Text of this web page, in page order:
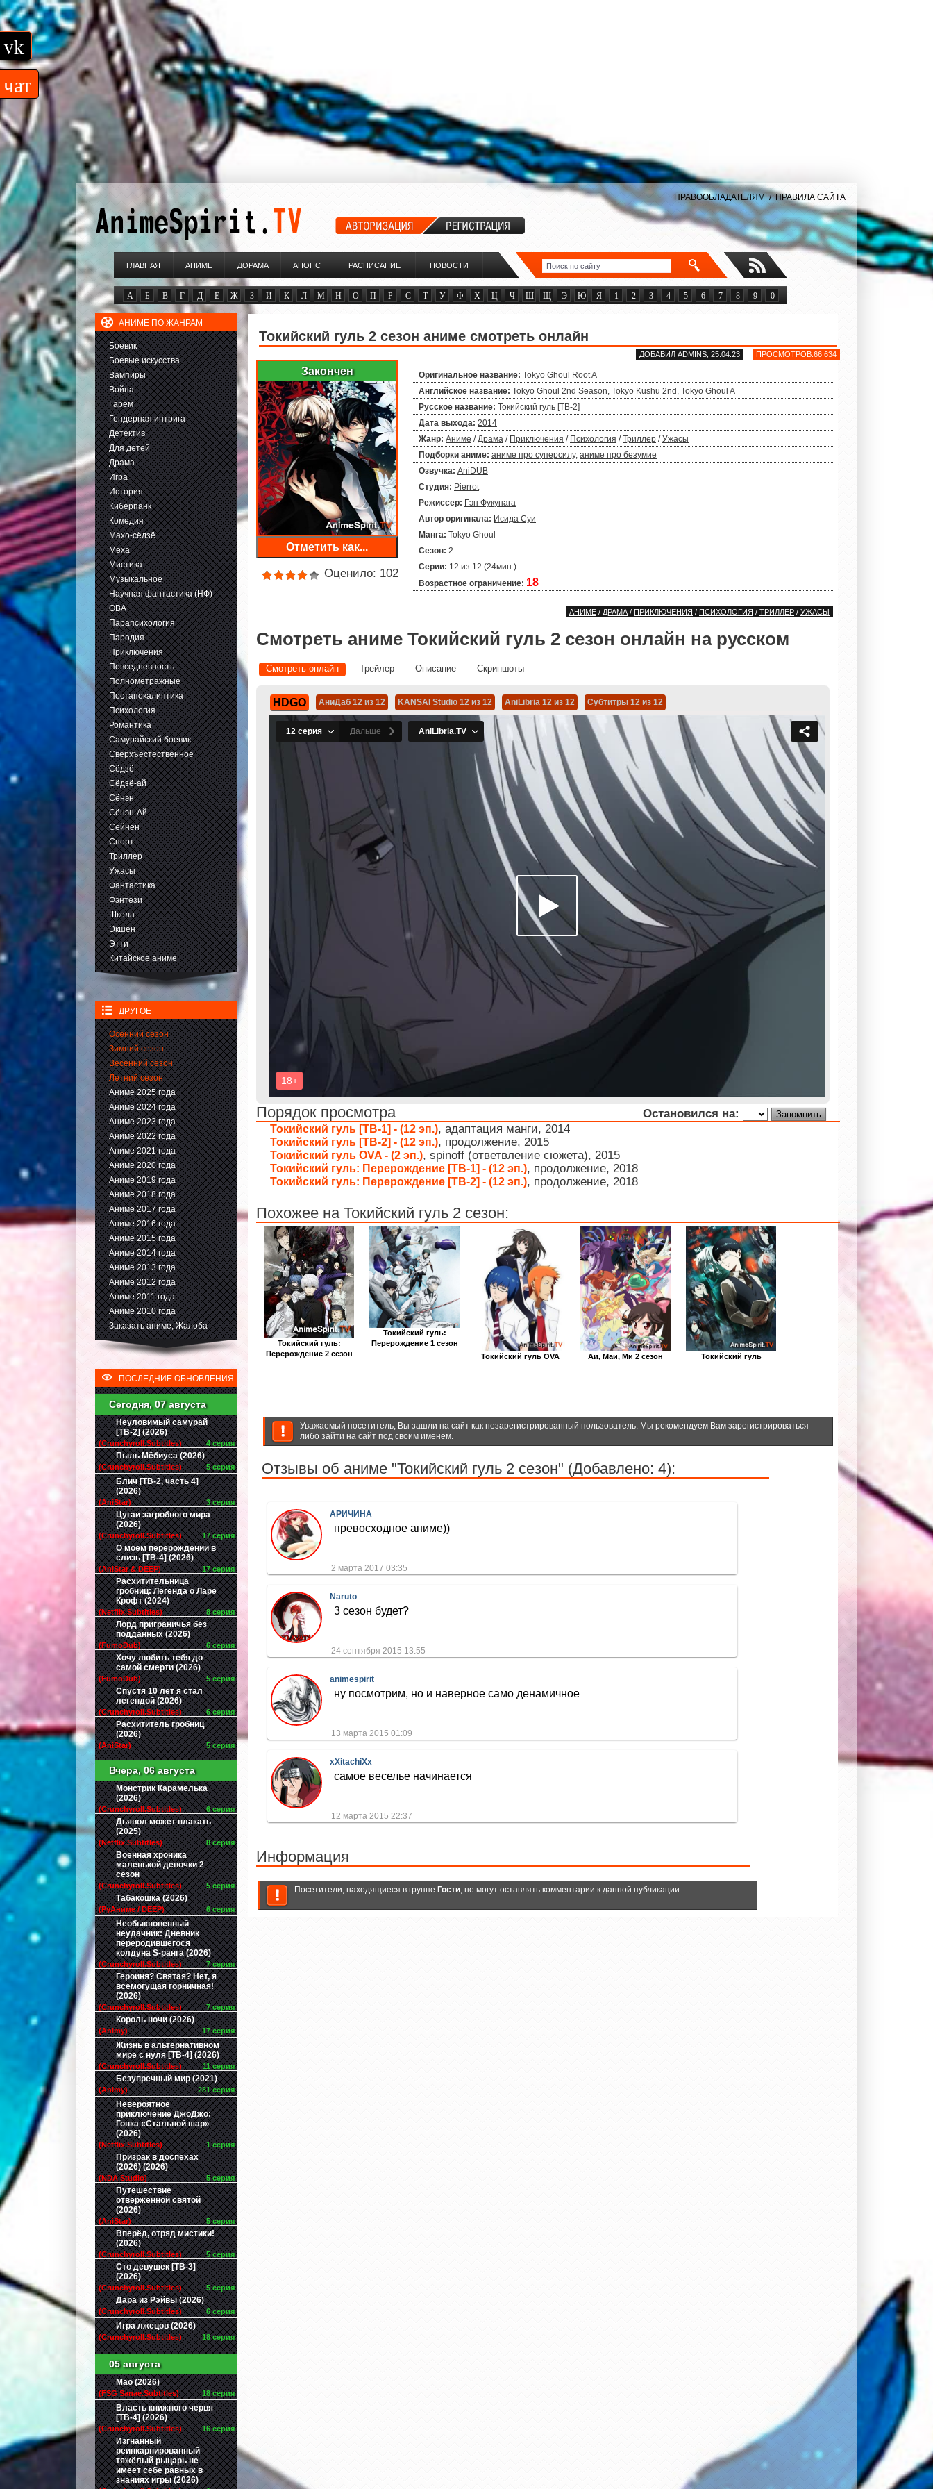
ПРАВООБЛАДАТЕЛЯМ/ПРАВИЛА САЙТА
ГЛАВНАЯ АНИМЕ ДОРАМА АНОНС РАСПИСАНИЕ НОВОСТИ
А Б В Г Д Е Ж З И К Л М Н О П Р С Т У Ф Х Ц Ч Ш Щ Э Ю Я 1 2 3 4 5 6 7 8 9 0
АНИМЕ ПО ЖАНРАМ
Боевик
Боевые искусства
Вампиры
Война
Гарем
Гендерная интрига
Детектив
Для детей
Драма
Игра
История
Киберпанк
Комедия
Махо-сёдзё
Меха
Мистика
Музыкальное
Научная фантастика (НФ)
ОВА
Парапсихология
Пародия
Приключения
Повседневность
Полнометражные
Постапокалиптика
Психология
Романтика
Самурайский боевик
Сверхъестественное
Сёдзё
Сёдзё-ай
Сёнэн
Сёнэн-Ай
Сейнен
Спорт
Триллер
Ужасы
Фантастика
Фэнтези
Школа
Экшен
Этти
Китайское аниме
ДРУГОЕ
Осенний сезон
Зимний сезон
Весенний сезон
Летний сезон
Аниме 2025 года
Аниме 2024 года
Аниме 2023 года
Аниме 2022 года
Аниме 2021 года
Аниме 2020 года
Аниме 2019 года
Аниме 2018 года
Аниме 2017 года
Аниме 2016 года
Аниме 2015 года
Аниме 2014 года
Аниме 2013 года
Аниме 2012 года
Аниме 2011 года
Аниме 2010 года
Заказать аниме, Жалоба
ПОСЛЕДНИЕ ОБНОВЛЕНИЯ
Сегодня, 07 августа
Неуловимый самурай
[ТВ-2] (2026)
(Crunchyroll.Subtitles) 4 серия
Пыль Мёбиуса (2026)
(Crunchyroll.Subtitles) 5 серия
Блич [ТВ-2, часть 4]
(2026)
(AniStar) 3 серия
Цугаи загробного мира
(2026)
(Crunchyroll.Subtitles) 17 серия
О моём перерождении в
слизь [ТВ-4] (2026)
(AniStar & DEEP) 17 серия
Расхитительница
гробниц: Легенда о Ларе
Крофт (2024)
(Netflix.Subtitles) 8 серия
Лорд приграничья без
подданных (2026)
(FumoDub) 6 серия
Хочу любить тебя до
самой смерти (2026)
(FumoDub) 5 серия
Спустя 10 лет я стал
легендой (2026)
(Crunchyroll.Subtitles) 6 серия
Расхититель гробниц
(2026)
(AniStar) 5 серия
Вчера, 06 августа
Монстрик Карамелька
(2026)
(Crunchyroll.Subtitles) 6 серия
Дьявол может плакать
(2025)
(Netflix.Subtitles) 8 серия
Военная хроника
маленькой девочки 2
сезон
(Crunchyroll.Subtitles) 5 серия
Табакошка (2026)
(РуАниме / DEEP) 6 серия
Необыкновенный
неудачник: Дневник
переродившегося
колдуна S-ранга (2026)
(Crunchyroll.Subtitles) 7 серия
Героиня? Святая? Нет, я
всемогущая горничная!
(2026)
(Crunchyroll.Subtitles) 7 серия
Король ночи (2026)
(Animy) 17 серия
Жизнь в альтернативном
мире с нуля [ТВ-4] (2026)
(Crunchyroll.Subtitles) 11 серия
Безупречный мир (2021)
(Animy) 281 серия
Невероятное
приключение ДжоДжо:
Гонка «Стальной шар»
(2026)
(Netflix.Subtitles) 1 серия
Призрак в доспехах
(2026) (2026)
(NDA Studio) 5 серия
Путешествие
отверженной святой
(2026)
(AniStar) 5 серия
Вперёд, отряд мистики!
(2026)
(Crunchyroll.Subtitles) 5 серия
Сто девушек [ТВ-3]
(2026)
(Crunchyroll.Subtitles) 5 серия
Дара из Рэйвы (2026)
(Crunchyroll.Subtitles) 6 серия
Игра лжецов (2026)
(Crunchyroll.Subtitles) 18 серия
05 августа
Мао (2026)
(FSG Sanae.Subtitles) 18 серия
Власть книжного червя
[ТВ-4] (2026)
(Crunchyroll.Subtitles) 16 серия
Изгнанный
реинкарнированный
тяжёлый рыцарь не
имеет себе равных в
знаниях игры (2026)
Токийский гуль 2 сезон аниме смотреть онлайн
ДОБАВИЛ ADMINS , 25.04.23 ПРОСМОТРОВ:66 634
Оригинальное название: Tokyo Ghoul Root A
Английское название: Tokyo Ghoul 2nd Season, Tokyo Kushu 2nd, Tokyo Ghoul A
Русское название: Токийский гуль [ТВ-2]
Дата выхода: 2014
Жанр: Аниме /Драма / Приключения / Психология /Триллер /Ужасы
Подборки аниме: аниме про суперсилу, аниме про безумие
Озвучка: AniDUB
Студия: Pierrot
Режиссер: Гэн Фукунага
Автор оригинала: Исида Суи
Манга: Tokyo Ghoul
Сезон: 2
Серии: 12 из 12 (24мин.)
Возрастное ограничение: 18
АНИМЕ / ДРАМА / ПРИКЛЮЧЕНИЯ / ПСИХОЛОГИЯ / ТРИЛЛЕР / УЖАСЫ
Закончен
Отметить как...
Оценило: 102
Смотреть аниме Токийский гуль 2 сезон онлайн на русском
Смотреть онлайн Трейлер Описание Скриншоты
HDGO АниДаб 12 из 12 KANSAI Studio 12 из 12 AniLibria 12 из 12 Субтитры 12 из 12
Остановился на:
Порядок просмотра
Токийский гуль [ТВ-1] - (12 эп.), адаптация манги, 2014
Токийский гуль [ТВ-2] - (12 эп.), продолжение, 2015
Токийский гуль OVA - (2 эп.), spinoff (ответвление сюжета), 2015
Токийский гуль: Перерождение [ТВ-1] - (12 эп.), продолжение, 2018
Токийский гуль: Перерождение [ТВ-2] - (12 эп.), продолжение, 2018
Похожее на Токийский гуль 2 сезон:
Токийский гуль:
Перерождение 2 сезон
Токийский гуль:
Перерождение 1 сезон
Токийский гуль OVA
Аи, Маи, Ми 2 сезон Токийский гуль
Уважаемый посетитель, Вы зашли на сайт как незарегистрированный пользователь. Мы рекомендуем Вам зарегистрироваться
либо зайти на сайт под своим именем.
Отзывы об аниме "Токийский гуль 2 сезон" (Добавлено: 4):
АРИЧИНА
превосходное аниме))
2 марта 2017 03:35
Naruto
3 сезон будет?
24 сентября 2015 13:55
animespirit
ну посмотрим, но и наверное само денамичное
13 марта 2015 01:09
xXitachiXx
самое веселье начинается
12 марта 2015 22:37
Информация
Посетители, находящиеся в группе Гости, не могут оставлять комментарии к данной публикации.
чат
vk